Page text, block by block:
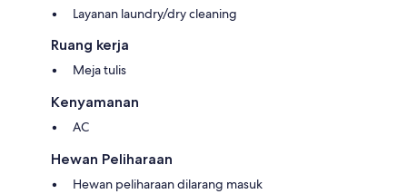
Layanan laundry/dry cleaning
Ruang kerja
Meja tulis
Kenyamanan
AC
Hewan Peliharaan
Hewan peliharaan dilarang masuk